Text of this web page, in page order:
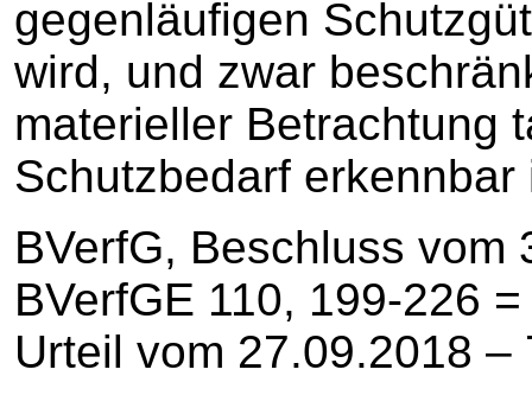
gegenläufigen
wird, und zwar
materieller Betrachtung
Schutzbedarf erkennbar
BVerfG, Beschluss vom
BVerfGE 110, 199-226
Urteil vom 27.09.2018